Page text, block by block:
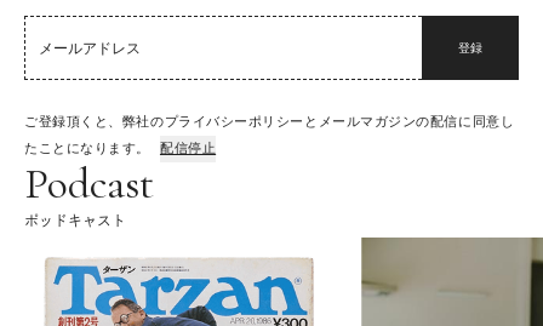
登録
ご登録頂くと、弊社のプライバシーポリシーとメールマガジンの配信に同意し
たことになります。
配信停止
Podcast
ポッドキャスト